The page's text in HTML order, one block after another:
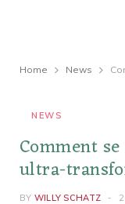
Home News
NEWS
Comment
ultra-
BY WILLY SCHATZ